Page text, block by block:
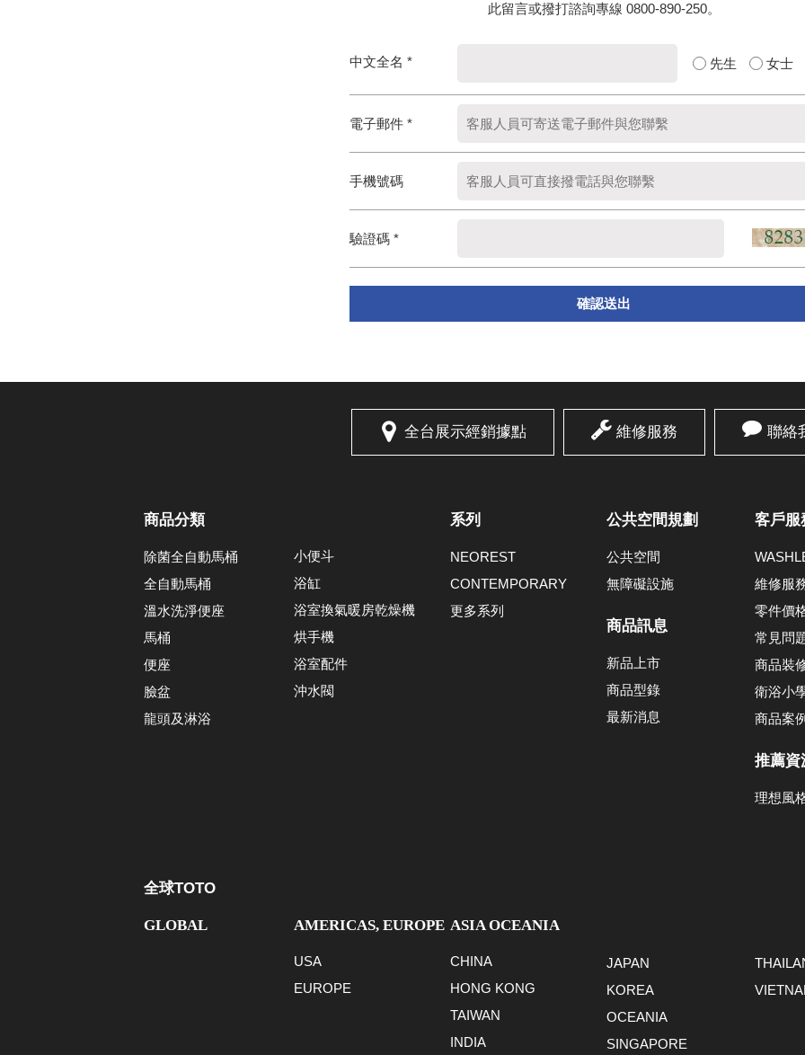
此留言或撥打諮詢專線 0800-890-250。
中文全名 * 先生 女士
電子郵件 *
手機號碼
驗證碼 *
確認送出
全台展示經銷據點 維修服務 聯絡
商品分類
除菌全自動馬桶
全自動馬桶
溫水洗淨便座
馬桶
便座
臉盆
龍頭及淋浴
小便斗
浴缸
浴室換氣暖房乾燥機
烘手機
浴室配件
沖水閥
系列
NEOREST
CONTEMPORARY
更多系列
公共空間規劃
公共空間
無障礙設施
商品訊息
新品上市
商品型錄
最新消息
客戶服
維修服
零件價
常見問
商品裝
衛浴小
商品案
推薦資
理想風
全球TOTO
GLOBAL AMERICAS, EUROPE
USA
EUROPE
ASIA OCEANIA
CHINA
HONG KONG
TAIWAN
INDIA
JAPAN
KOREA
OCEANIA
SINGAPORE